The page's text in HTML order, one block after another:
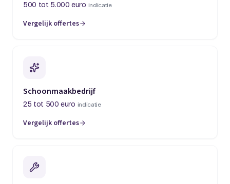
500 tot 5.000 euro indicatie
Vergelijk offertes
(opent in een nieuw tabblad)
Schoonmaakbedrijf
25 tot 500 euro indicatie
Vergelijk offertes
(opent in een nieuw tabblad)